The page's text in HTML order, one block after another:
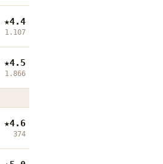
★4.4
1.107
★4.5
1.866
★4.6
374